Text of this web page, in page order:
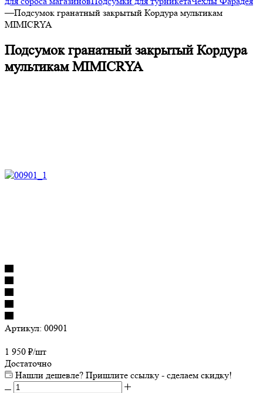
—Подсумок гранатный закрытый Кордура мультикам
MIMICRYA
Подсумок гранатный закрытый Кордура
мультикам MIMICRYA
Артикул: 00901
1 950 ₽/шт
Достаточно
Нашли дешевле? Пришлите ссылку - сделаем скидку!